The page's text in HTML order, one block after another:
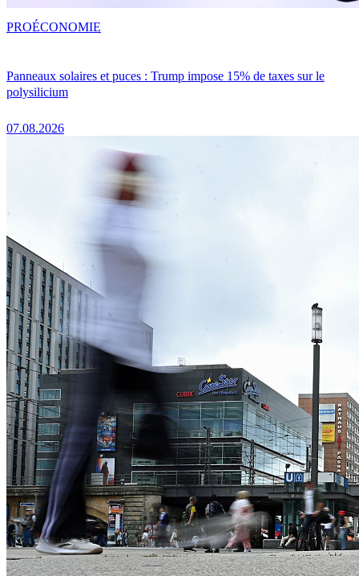
Panneaux solaires et puces : Trump impose 15% de taxes sur le
polysilicium
07.08.2026
PROÉCONOMIE